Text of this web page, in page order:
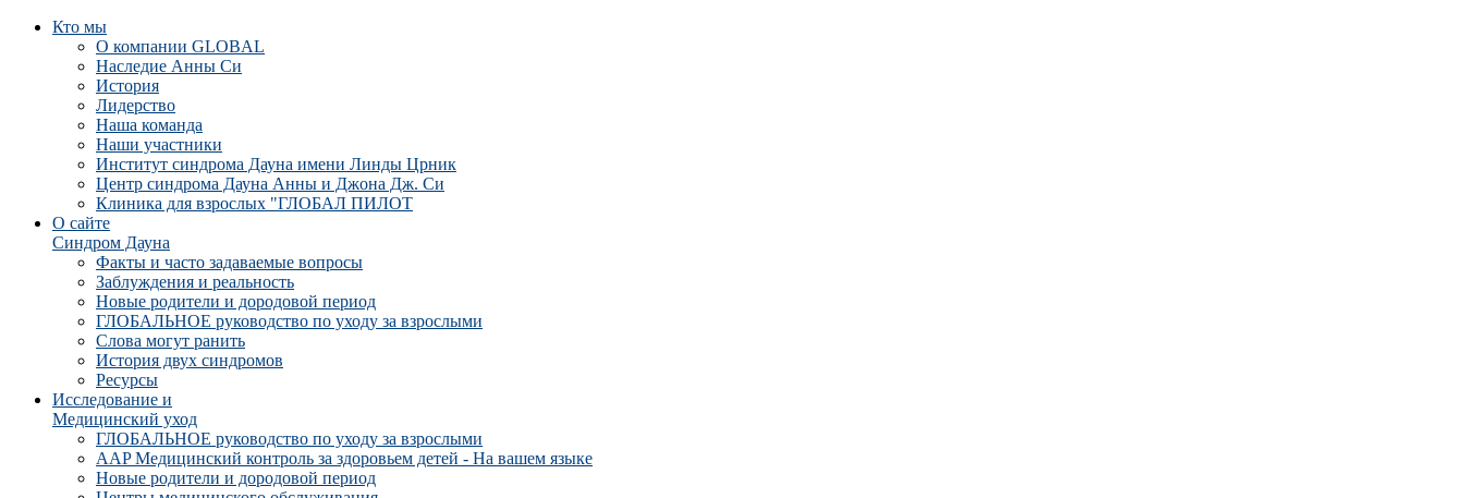
Кто мы
О компании GLOBAL
Наследие Анны Си
История
Лидерство
Наша команда
Наши участники
Институт синдрома Дауна имени Линды Црник
Центр синдрома Дауна Анны и Джона Дж. Си
Клиника для взрослых "ГЛОБАЛ ПИЛОТ
О сайте
Синдром Дауна
Факты и часто задаваемые вопросы
Заблуждения и реальность
Новые родители и дородовой период
ГЛОБАЛЬНОЕ руководство по уходу за взрослыми
Слова могут ранить
История двух синдромов
Ресурсы
Исследование и
Медицинский уход
ГЛОБАЛЬНОЕ руководство по уходу за взрослыми
AAP Медицинский контроль за здоровьем детей - На вашем языке
Новые родители и дородовой период